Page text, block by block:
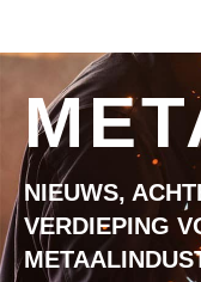
NIEUWS,
VERDIEPING